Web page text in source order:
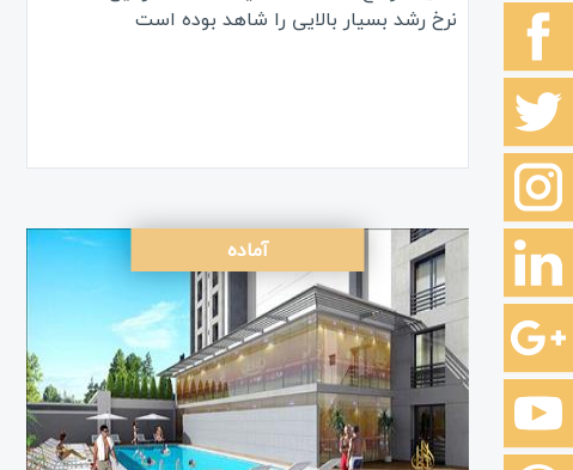
نرخ رشد بسیار بالایی را شاهد بوده است
آماده